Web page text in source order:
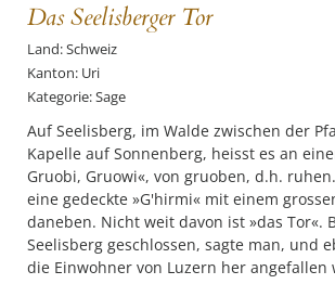
Das Seelisberger Tor
Land: Schweiz
Kanton: Uri
Kategorie: Sage
Auf Seelisberg, im Walde zwischen der
Kapelle auf Sonnenberg, heisst es an
Gruobi, Gruowi«, von gruoben, d.h.
eine gedeckte »G'hirmi« mit einem
daneben. Nicht weit davon ist »das Tor«.
Seelisberg geschlossen, sagte man, und
die Einwohner von Luzern her angefallen